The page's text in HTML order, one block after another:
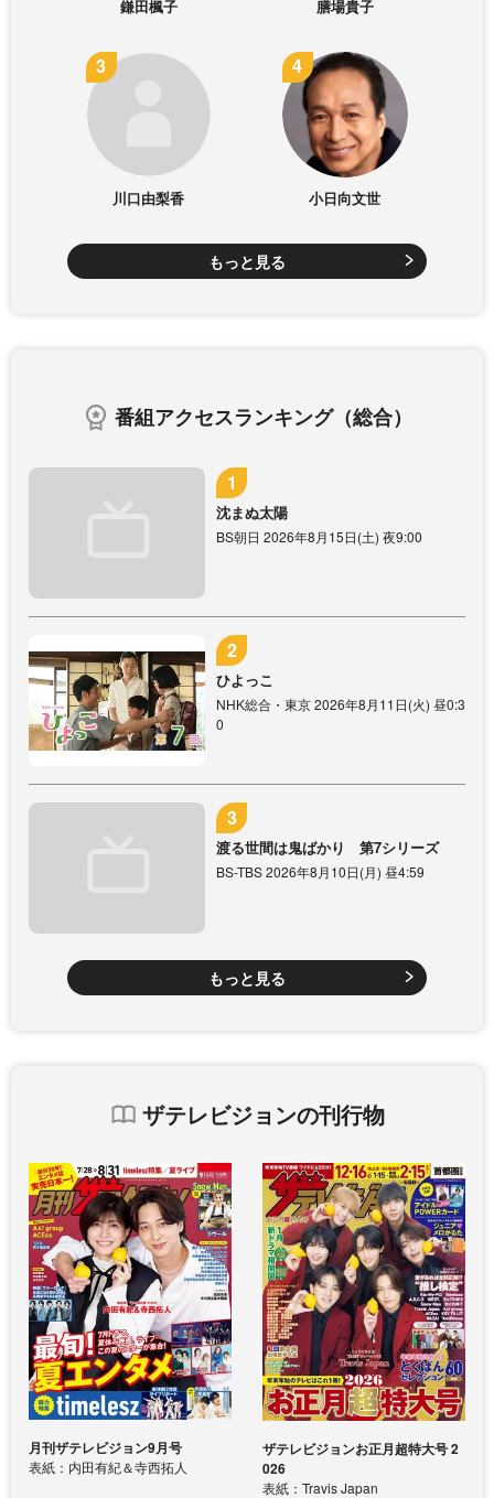
鎌田楓子 膳場貴子
川口由梨香 小日向文世
もっと見る
番組アクセスランキング（総合）
沈まぬ太陽
BS朝日 2026年8月15日(土) 夜9:00
ひよっこ
NHK総合・東京 2026年8月11日(火) 昼0:3
0
渡る世間は鬼ばかり 第7シリーズ
BS-TBS 2026年8月10日(月) 昼4:59
もっと見る
ザテレビジョンの刊行物
月刊ザテレビジョン9月号
表紙：内田有紀＆寺西拓人
ザテレビジョンお正月超特大号 2
026
表紙：Travis Japan